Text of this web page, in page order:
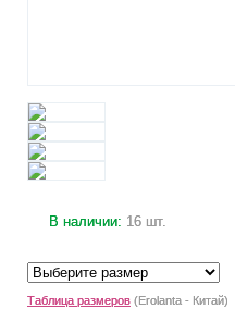
В наличии: 16 шт.
Таблица размеров (Erolanta - Китай)